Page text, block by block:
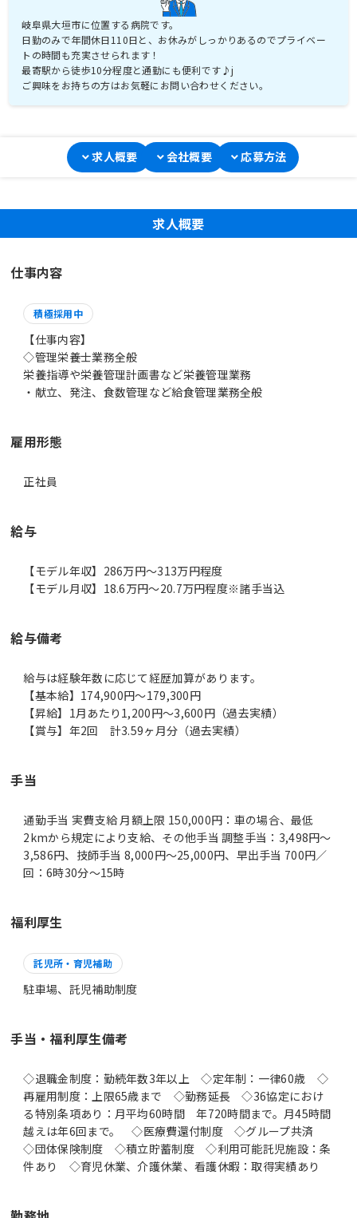
岐阜県大垣市に位置する病院です。
日勤のみで年間休日110日と、お休みがしっかりあるのでプライベー
トの時間も充実させられます！
最寄駅から徒歩10分程度と通勤にも便利です♪j
ご興味をお持ちの方はお気軽にお問い合わせください。
求人概要 会社概要 応募方法
求人概要
仕事内容
積極採用中
【仕事内容】
◇管理栄養士業務全般
栄養指導や栄養管理計画書など栄養管理業務
・献立、発注、食数管理など給食管理業務全般
雇用形態
正社員
給与
【モデル年収】286万円〜313万円程度
【モデル月収】18.6万円〜20.7万円程度※諸手当込
給与備考
給与は経験年数に応じて経歴加算があります。
【基本給】174,900円～179,300円
【昇給】1月あたり1,200円～3,600円（過去実績）
【賞与】年2回 計3.59ヶ月分（過去実績）
手当
通勤手当 実費支給 月額上限 150,000円：車の場合、最低
2kmから規定により支給、その他手当 調整手当：3,498円～
3,586円、技師手当 8,000円～25,000円、早出手当 700円／
回：6時30分～15時
福利厚生
託児所・育児補助
駐車場、託児補助制度
手当・福利厚生備考
◇退職金制度：勤続年数3年以上 ◇定年制：一律60歳 ◇
再雇用制度：上限65歳まで ◇勤務延長 ◇36協定におけ
る特別条項あり：月平均60時間 年720時間まで。月45時間
越えは年6回まで。 ◇医療費還付制度 ◇グループ共済
◇団体保険制度 ◇積立貯蓄制度 ◇利用可能託児施設：条
件あり ◇育児休業、介護休業、看護休暇：取得実績あり